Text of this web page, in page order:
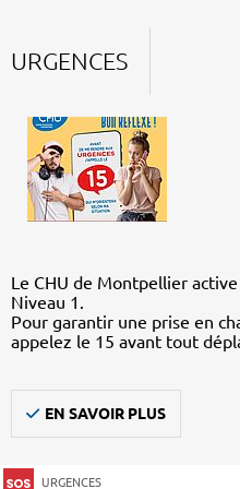
URGENCES
Le CHU de Montpellier
Niveau 1.
Pour garantir une prise en
appelez le 15 avant tout
EN SAVOIR PLUS
URGENCES